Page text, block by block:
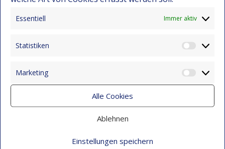
Essentiell Immer aktiv
Statistiken
Marketing
Alle Cookies
Ablehnen
Einstellungen speichern
15. Dezember 2025
15. Dezember 2025
„El Petronito“: Feier der Kinder in der
Nachmittagsbetreuung
Eine Sinfonie, die Montebello verwandelte